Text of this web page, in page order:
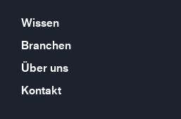
Wissen
Branchen
Über uns
Kontakt